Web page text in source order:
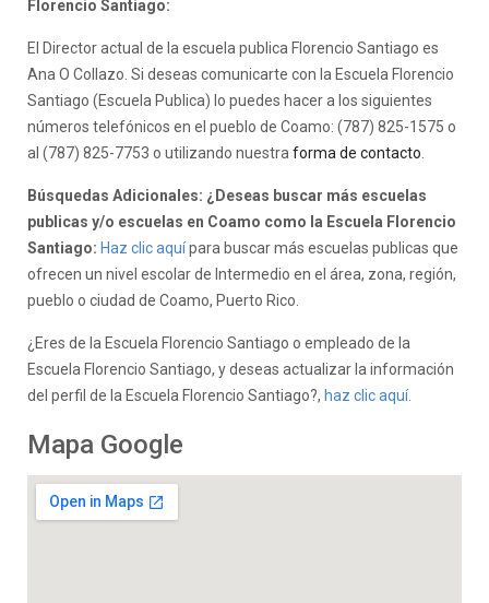
Florencio Santiago:
El Director actual de la escuela publica Florencio Santiago es
Ana O Collazo. Si deseas comunicarte con la Escuela Florencio
Santiago (Escuela Publica) lo puedes hacer a los siguientes
números telefónicos en el pueblo de Coamo: (787) 825-1575 o
al (787) 825-7753 o utilizando nuestra forma de contacto
Búsquedas Adicionales: ¿Deseas buscar más escuelas
publicas y/o escuelas en Coamo como la Escuela Florencio
Santiago: Haz clic aquípara buscar más escuelas publicas que
ofrecen un nivel escolar de Intermedio en el área, zona, región,
pueblo o ciudad de Coamo, Puerto Rico.
¿Eres de la Escuela Florencio Santiago o empleado de la
Escuela Florencio Santiago, y deseas actualizar la información
del perfil de la Escuela Florencio Santiago?, haz clic aquí.
Mapa Google